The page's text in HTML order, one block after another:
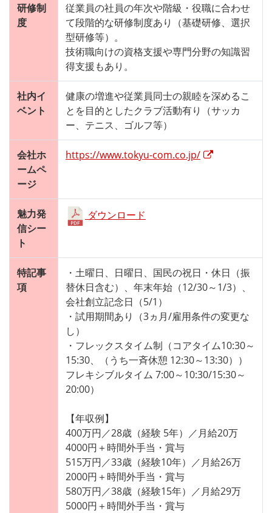
研修制
度
従業員の社員の年次や階級・役職に合わせ
て段階的な研修制度あり（基礎研修、選択
型研修等）。
技術職向けの資格支援や専門分野の知識習
得支援もあり。
社内イ
ベント
健康の増進や従業員同士の親睦を深めるこ
とを目的としたクラブ活動有り（サッカ
ー、テニス、ゴルフ等）
会社ホ
ームペ
ージ
https://www.tokyu-com.co.jp/
魅力発
信シー
ト
ダウンロード
特記事
項
・土曜日、日曜日、国民の祝日・休日（振
替休日含む）、年末年始（12/30～1/3）、
会社創立記念日（5/1）
・試用期間あり（3ヵ月/雇用条件の変更な
し）
・フレックスタイム制（コアタイム10:30～
15:30、（うち一斉休憩 12:30～13:30））
フレキシブルタイム 7:00～10:30/15:30～
20:00）
【年収例】
400万円／28歳（経験 5年）／月給20万
4000円＋時間外手当・賞与
515万円／33歳（経験10年）／月給26万
2000円＋時間外手当・賞与
580万円／38歳（経験15年）／月給29万
5000円＋時間外手当・賞与